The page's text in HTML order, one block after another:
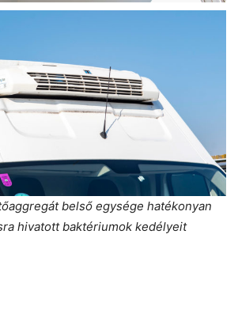
belső egysége hatékonyan
hivatott baktériumok kedélyeit